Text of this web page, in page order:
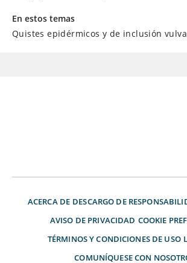
En estos temas
Quistes epidérmicos y de inclusión
ACERCA DE DESCARGO DE
AVISO DE PRIVACIDAD COOKIE
TÉRMINOS Y CONDICIONES DE USO
COMUNÍQUESE CON